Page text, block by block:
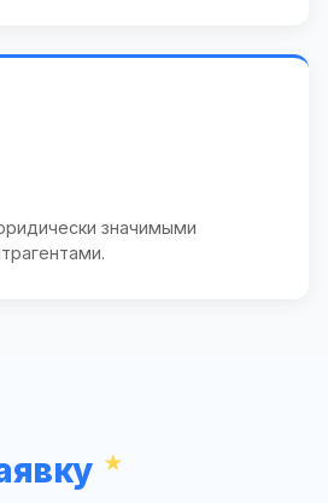
значимыми